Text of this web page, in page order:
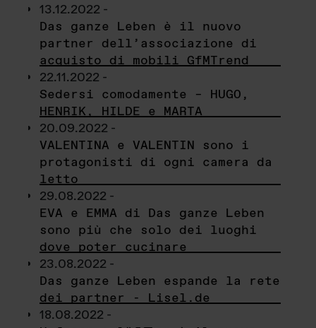
13.12.2022 -
Das ganze Leben è il nuovo
partner dell’associazione di
acquisto di mobili GfMTrend
22.11.2022 -
Sedersi comodamente – HUGO,
HENRIK, HILDE e MARTA
20.09.2022 -
VALENTINA e VALENTIN sono i
protagonisti di ogni camera da
letto
29.08.2022 -
EVA e EMMA di Das ganze Leben
sono più che solo dei luoghi
dove poter cucinare
23.08.2022 -
Das ganze Leben espande la rete
dei partner - Lisel.de
18.08.2022 -